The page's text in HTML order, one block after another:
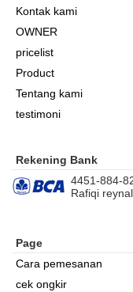
Kontak kami
OWNER
pricelist
Product
Tentang kami
testimoni
Rekening Bank
4451-884-
Rafiqi
Page
Cara pemesanan
cek ongkir